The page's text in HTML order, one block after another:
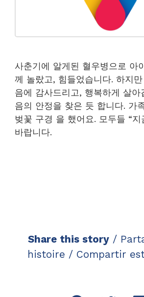
사춘기에 알게된 혈우병으로 아
께 놀랐고, 힘들었습니다. 하지
음에 감사드리고, 행복하게 살아
음의 안정을 찾은 듯 합니다. 가
벚꽃 구경 을 했어요. 모두들 “지
바랍니다.
Share this story/
histoire / Compartir